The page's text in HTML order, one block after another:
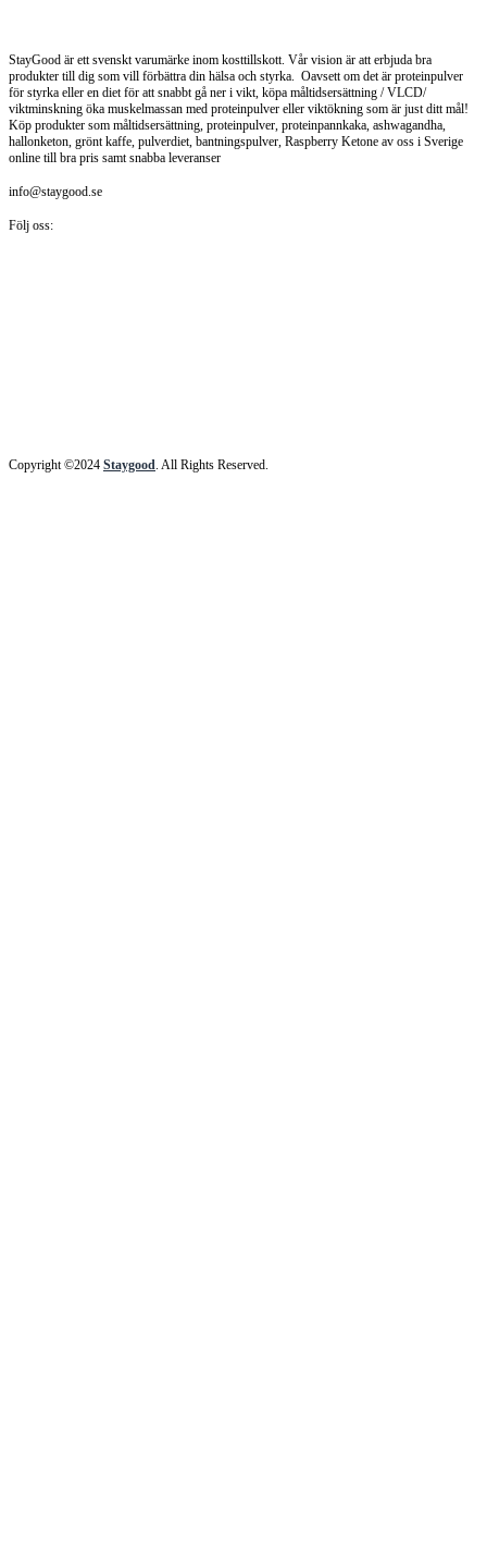
StayGood är ett svenskt varumärke inom kosttillskott. Vår vision är att erbjuda bra
produkter till dig som vill förbättra din hälsa och styrka. Oavsett om det är proteinpulver
för styrka eller en diet för att snabbt gå ner i vikt, köpa måltidsersättning / VLCD/
viktminskning öka muskelmassan med proteinpulver eller viktökning som är just ditt mål!
Köp produkter som måltidsersättning, proteinpulver, proteinpannkaka, ashwagandha,
hallonketon, grönt kaffe, pulverdiet, bantningspulver, Raspberry Ketone av oss i Sverige
online till bra pris samt snabba leveranser
info@staygood.se
Följ oss:
Copyright ©2024 Staygood. All Rights Reserved.